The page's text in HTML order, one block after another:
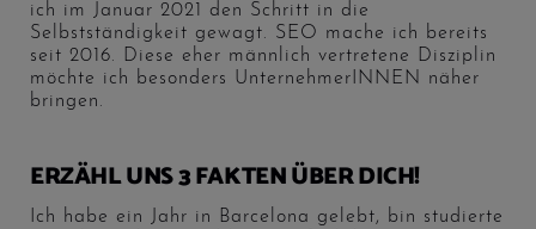
ich im Januar 2021 den Schritt in die
Selbstständigkeit gewagt. SEO mache ich bereits
seit 2016. Diese eher männlich vertretene Disziplin
möchte ich besonders UnternehmerINNEN näher
bringen.
ERZÄHL UNS 3 FAKTEN ÜBER DICH!
Ich habe ein Jahr in Barcelona gelebt, bin studierte